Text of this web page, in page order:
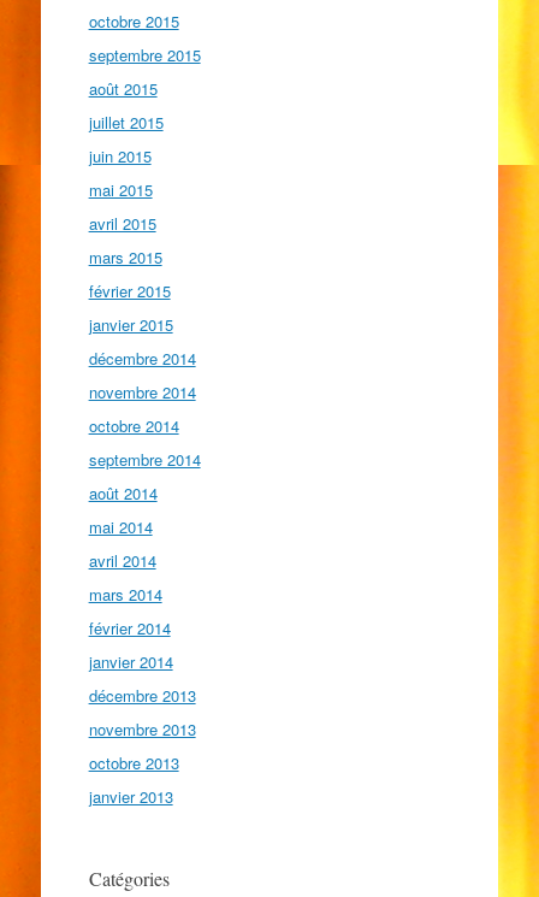
octobre 2015
septembre 2015
août 2015
juillet 2015
juin 2015
mai 2015
avril 2015
mars 2015
février 2015
janvier 2015
décembre 2014
novembre 2014
octobre 2014
septembre 2014
août 2014
mai 2014
avril 2014
mars 2014
février 2014
janvier 2014
décembre 2013
novembre 2013
octobre 2013
janvier 2013
Catégories